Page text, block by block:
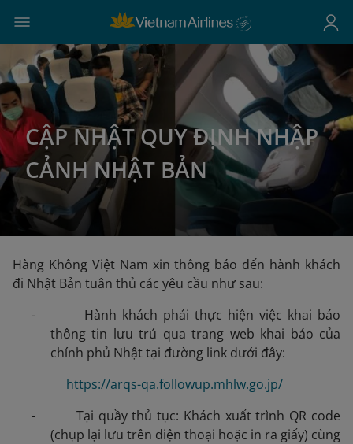
CẬP NHẬT QUY ĐỊNH NHẬP
CẢNH NHẬT BẢN
Hàng Không Việt Nam xin thông báo đến hành khách
đi Nhật Bản tuân thủ các yêu cầu như sau:
- Hành khách phải thực hiện việc khai báo
thông tin lưu trú qua trang web khai báo của
chính phủ Nhật tại đường link dưới đây:
https://arqs-qa.followup.mhlw.go.jp/
- Tại quầy thủ tục: Khách xuất trình QR code
(chụp lại lưu trên điện thoại hoặc in ra giấy) cùng